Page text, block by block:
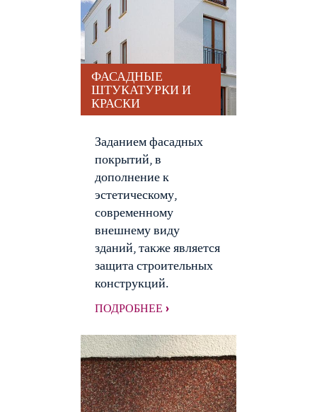
ФАСАДНЫЕ
ШТУКАТУРКИ И
КРАСКИ
Заданием фасадных
покрытий, в
дополнение к
эстетическому,
современному
внешнему виду
зданий, также является
защита строительных
конструкций.
ПОДРОБНЕЕ ›